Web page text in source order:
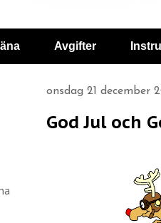
Avgifter
onsdag 21 december
God Jul och